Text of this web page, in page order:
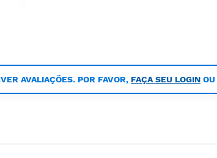
AVALIAÇÕES. POR FAVOR, FAÇA SEU LOGIN OU